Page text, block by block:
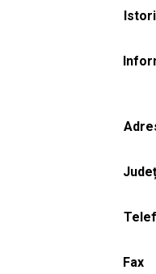
Județ
Fax